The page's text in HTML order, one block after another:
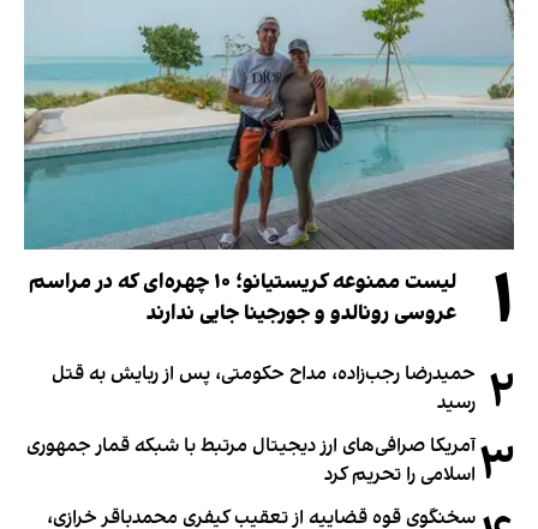
۱
لیست ممنوعه کریستیانو؛ ۱۰ چهره‌ای که در مراسم
عروسی رونالدو و جورجینا جایی ندارند
۲ حمیدرضا رجب‌زاده، مداح حکومتی، پس از ربایش به قتل
رسید
۳آمریکا صرافی‌های ارز دیجیتال مرتبط با شبکه قمار جمهوری
اسلامی را تحریم کرد
سخنگوی قوه قضاییه از تعقیب کیفری محمدباقر خرازی،